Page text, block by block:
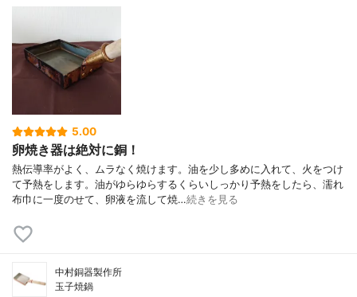
5.00
卵焼き器は絶対に銅！
熱伝導率がよく、ムラなく焼けます。油を少し多めに入れて、火をつけ
て予熱をします。油がゆらゆらするくらいしっかり予熱をしたら、濡れ
布巾に一度のせて、卵液を流して焼…続きを見る
中村銅器製作所
玉子焼鍋